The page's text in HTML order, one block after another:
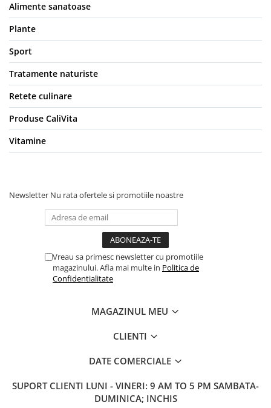
Alimente sanatoase
Plante
Sport
Tratamente naturiste
Retete culinare
Produse CaliVita
Vitamine
Newsletter Nu rata ofertele si promotiile noastre
Vreau sa primesc newsletter cu promotiile
magazinului. Afla mai multe in Politica de
Confidentialitate
MAGAZINUL MEU
CLIENTI
DATE COMERCIALE
SUPORT CLIENTI LUNI - VINERI: 9 AM TO 5 PM SAMBATA-
DUMINICA; INCHIS